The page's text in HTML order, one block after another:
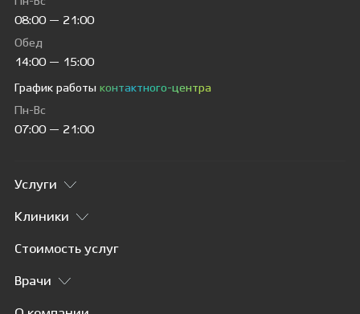
08:00 — 21:00
Обед
14:00 — 15:00
График работы контактного-центра
Пн-Вс
07:00 — 21:00
Услуги
Клиники
Стоимость услуг
Врачи